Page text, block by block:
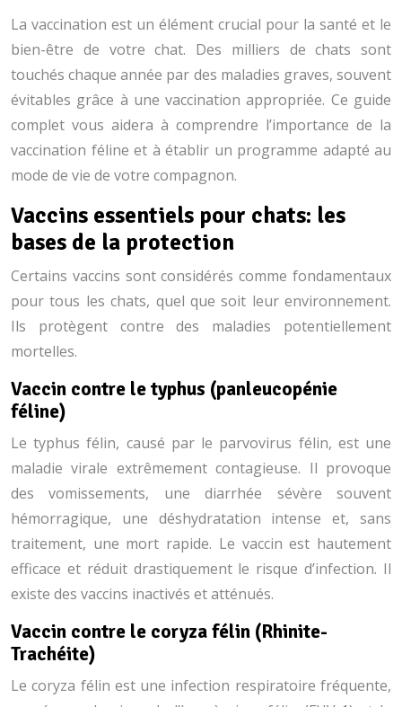
La vaccination est un élément crucial pour la santé et le
bien-être de votre chat. Des milliers de chats sont
touchés chaque année par des maladies graves, souvent
évitables grâce à une vaccination appropriée. Ce guide
complet vous aidera à comprendre l’importance de la
vaccination féline et à établir un programme adapté au
mode de vie de votre compagnon.
Vaccins essentiels pour chats: les
bases de la protection
Certains vaccins sont considérés comme fondamentaux
pour tous les chats, quel que soit leur environnement.
Ils protègent contre des maladies potentiellement
mortelles.
Vaccin contre le typhus (panleucopénie
féline)
Le typhus félin, causé par le parvovirus félin, est une
maladie virale extrêmement contagieuse. Il provoque
des vomissements, une diarrhée sévère souvent
hémorragique, une déshydratation intense et, sans
traitement, une mort rapide. Le vaccin est hautement
efficace et réduit drastiquement le risque d’infection. Il
existe des vaccins inactivés et atténués.
Vaccin contre le coryza félin (Rhinite-
Trachéite)
Le coryza félin est une infection respiratoire fréquente,